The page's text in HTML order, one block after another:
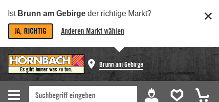
Ist Brunn am Gebirge der richtige Markt?
JA, RICHTIG Anderen Markt wählen
Brunn am Gebirge